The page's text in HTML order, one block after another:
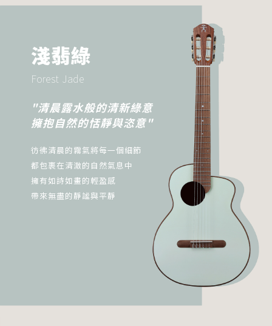
淺翡綠
Forest Jade
"清晨露水般的清新綠意
擁抱自然的恬靜與恣意"
彷彿清晨的霧氣將每一個細節
都包裹在清澈的自然氣息中
擁有如詩如畫的輕盈感
帶來無盡的靜謐與平靜